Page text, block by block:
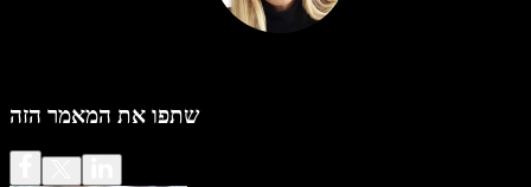
שתפו את המאמר הזה